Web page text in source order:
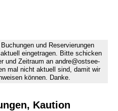
Buchungen und Reservierungen
eingetragen. Bitte schicken
und Zeitraum an andre@ostsee-
mal nicht aktuell sind, damit wir
können. Danke.
Kaution